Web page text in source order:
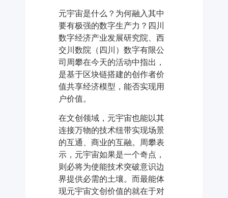
元宇宙是什么？为何融入其中
要有极强的数字生产力？四川
数字经济产业发展研究院、西
交川数院（四川）数字有限公
司周攀在今天的活动中指出，
是基于区块链搭建的创作者价
值共享经济模型，能否实现用
户价值。
在文创领域，元宇宙也能以其
连接万物的技术纽带实现场景
的互通、商业的互融。周攀表
示，元宇宙如果是一个奇点，
则必将为使能技术突破意识边
界提供必需的土壤。而最能体
现元宇宙文创价值的就在于对